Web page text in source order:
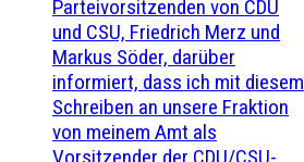
Parteivorsitzenden von CDU
und CSU, Friedrich Merz und
Markus Söder, darüber
informiert, dass ich mit diesem
Schreiben an unsere Fraktion
von meinem Amt als